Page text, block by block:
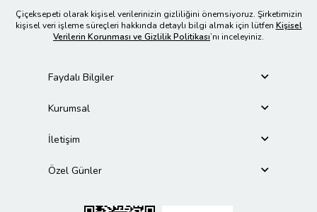
Çiçeksepeti olarak kişisel verilerinizin gizliliğini önemsiyoruz. Şirketimizin
kişisel veri işleme süreçleri hakkında detaylı bilgi almak için lütfen Kişisel
Verilerin Korunması ve Gizlilik Politikası’nı inceleyiniz.
Faydalı Bilgiler
Kurumsal
İletişim
Özel Günler